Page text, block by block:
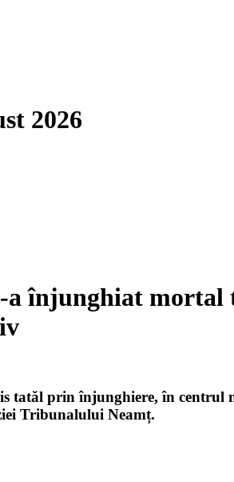
2026
a înjunghiat
tatăl prin înjunghiere, în
Tribunalului Neamț.